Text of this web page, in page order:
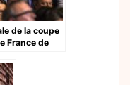
de la coupe
France de